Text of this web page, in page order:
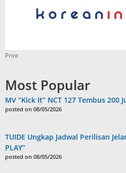
Print
Most Popular
MV “Kick It” NCT 127 Tembus 200
posted on 08/05/2026
TUIDE Ungkap Jadwal Perilisan
PLAY”
posted on 08/05/2026